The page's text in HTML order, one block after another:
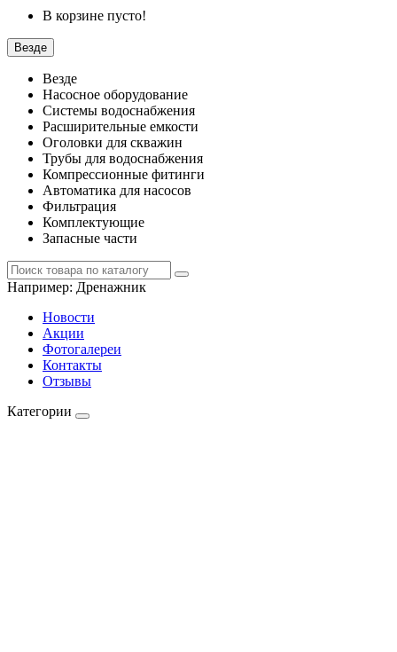
В корзине пусто!
Везде
Везде
Насосное оборудование
Системы водоснабжения
Расширительные емкости
Оголовки для скважин
Трубы для водоснабжения
Компрессионные фитинги
Автоматика для насосов
Фильтрация
Комплектующие
Запасные части
Например: Дренажник
Новости
Акции
Фотогалереи
Контакты
Отзывы
Категории